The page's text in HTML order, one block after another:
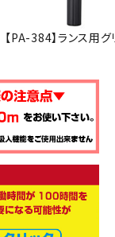
【PA-384】ランス用グ